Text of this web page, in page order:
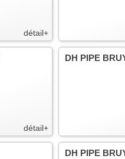
détail+
détail+
DH PIPE
DH PIPE